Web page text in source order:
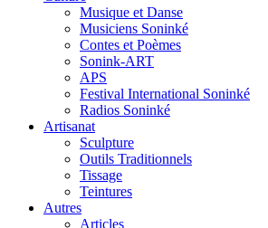
Musique et Danse
Musiciens Soninké
Contes et Poèmes
Sonink-ART
APS
Festival International Soninké
Radios Soninké
Artisanat
Sculpture
Outils Traditionnels
Tissage
Teintures
Autres
Articles